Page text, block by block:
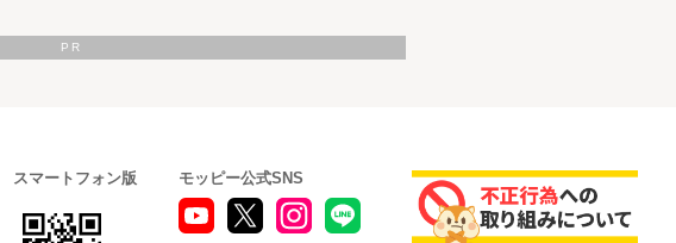
スマートフォン版 モッピー公式SNS